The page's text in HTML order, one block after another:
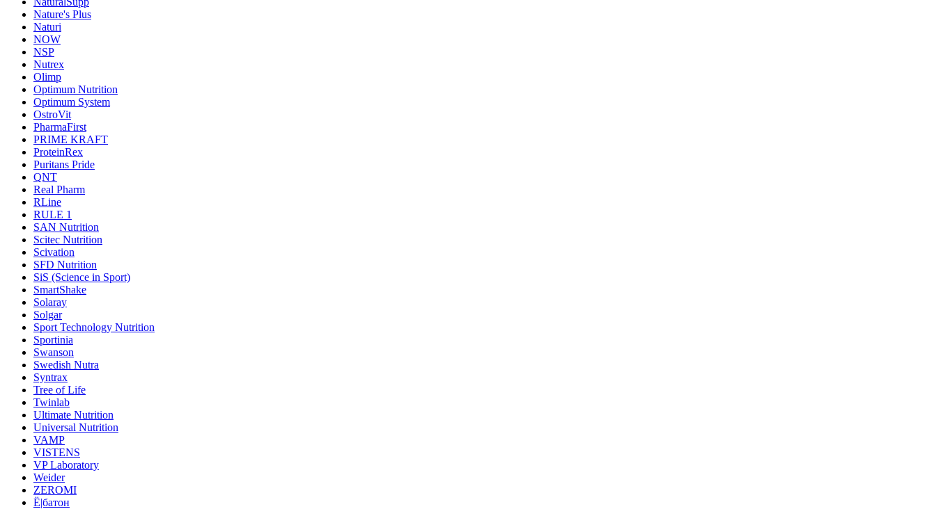
Nature's Plus
Naturi
NOW
NSP
Nutrex
Olimp
Optimum Nutrition
Optimum System
OstroVit
PharmaFirst
PRIME KRAFT
ProteinRex
Puritans Pride
QNT
Real Pharm
RLine
RULE 1
SAN Nutrition
Scitec Nutrition
Scivation
SFD Nutrition
SiS (Science in Sport)
SmartShake
Solaray
Solgar
Sport Technology Nutrition
Sportinia
Swanson
Swedish Nutra
Syntrax
Tree of Life
Twinlab
Ultimate Nutrition
Universal Nutrition
VAMP
VISTENS
VP Laboratory
Weider
ZEROMI
Ё|батон